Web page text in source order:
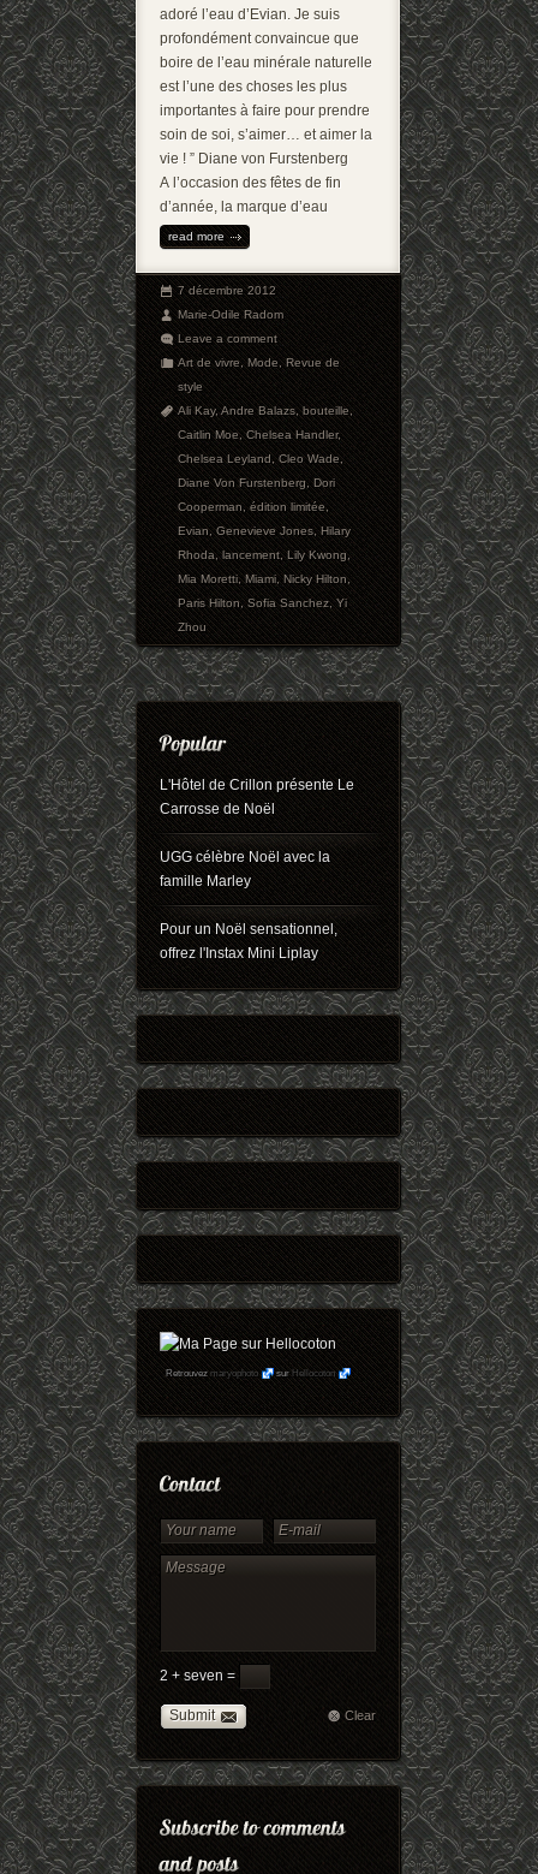
adoré l’eau d’Evian. Je suis
profondément convaincue que
boire de l’eau minérale naturelle
est l’une des choses les plus
importantes à faire pour prendre
soin de soi, s’aimer… et aimer la
vie ! ” Diane von Furstenberg
A l’occasion des fêtes de fin
d’année, la marque d’eau
read more
7 décembre 2012
Marie-Odile Radom
Leave a comment
Art de vivre,Mode,Revue de
style
Ali Kay,Andre Balazs,bouteille,
Caitlin Moe,Chelsea Handler,
Chelsea Leyland,Cleo Wade,
Diane Von Furstenberg,Dori
Cooperman,édition limitée,
Evian,Genevieve Jones,Hilary
Rhoda,lancement,Lily Kwong,
Mia Moretti,Miami,Nicky Hilton,
Paris Hilton,Sofia Sanchez,Yi
Zhou
L'Hôtel de Crillon présente Le
Carrosse de Noël
UGG célèbre Noël avec la
famille Marley
Pour un Noël sensationnel,
offrez l'Instax Mini Liplay
Retrouvezmaryophoto surHellocoton
2 + seven =
Submit Clear